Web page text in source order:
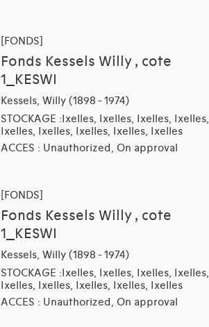
[FONDS]
Fonds Kessels Willy , cote
1_KESWI
Kessels, Willy (1898 - 1974)
STOCKAGE :Ixelles, Ixelles, Ixelles, Ixelles,
Ixelles, Ixelles, Ixelles, Ixelles, Ixelles
ACCES : Unauthorized, On approval
[FONDS]
Fonds Kessels Willy , cote
1_KESWI
Kessels, Willy (1898 - 1974)
STOCKAGE :Ixelles, Ixelles, Ixelles, Ixelles,
Ixelles, Ixelles, Ixelles, Ixelles, Ixelles
ACCES : Unauthorized, On approval